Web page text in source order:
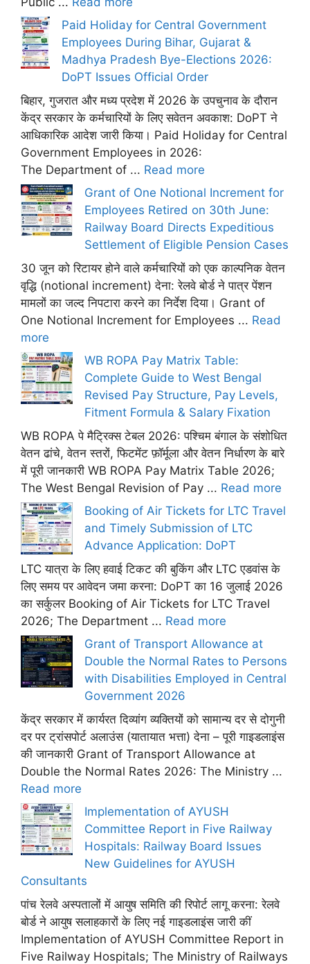
Paid Holiday for Central Government
Employees During Bihar, Gujarat &
Madhya Pradesh Bye-Elections 2026:
DoPT Issues Official Order
बिहार, गुजरात और मध्य प्रदेश में 2026 के उपचुनाव के दौरान
केंद्र सरकार के कर्मचारियों के लिए सवेतन अवकाश: DoPT ने
आधिकारिक आदेश जारी किया। Paid Holiday for Central
Government Employees in 2026:
The Department of ... Read more
Grant of One Notional Increment for
Employees Retired on 30th June:
Railway Board Directs Expeditious
Settlement of Eligible Pension Cases
30 जून को रिटायर होने वाले कर्मचारियों को एक काल्पनिक वेतन
वृद्धि (notional increment) देना: रेलवे बोर्ड ने पात्र पेंशन
मामलों का जल्द निपटारा करने का निर्देश दिया। Grant of
One Notional Increment for Employees ... Read
more
WB ROPA Pay Matrix Table:
Complete Guide to West Bengal
Revised Pay Structure, Pay Levels,
Fitment Formula & Salary Fixation
WB ROPA पे मैट्रिक्स टेबल 2026: पश्चिम बंगाल के संशोधित
वेतन ढांचे, वेतन स्तरों, फिटमेंट फ़ॉर्मूला और वेतन निर्धारण के बारे
में पूरी जानकारी WB ROPA Pay Matrix Table 2026;
The West Bengal Revision of Pay ... Read more
Booking of Air Tickets for LTC Travel
and Timely Submission of LTC
Advance Application: DoPT
LTC यात्रा के लिए हवाई टिकट की बुकिंग और LTC एडवांस के
लिए समय पर आवेदन जमा करना: DoPT का 16 जुलाई 2026
का सर्कुलर Booking of Air Tickets for LTC Travel
2026; The Department ... Read more
Grant of Transport Allowance at
Double the Normal Rates to Persons
with Disabilities Employed in Central
Government 2026
केंद्र सरकार में कार्यरत दिव्यांग व्यक्तियों को सामान्य दर से दोगुनी
दर पर ट्रांसपोर्ट अलाउंस (यातायात भत्ता) देना – पूरी गाइडलाइंस
की जानकारी Grant of Transport Allowance at
Double the Normal Rates 2026: The Ministry ...
Read more
Implementation of AYUSH
Committee Report in Five Railway
Hospitals: Railway Board Issues
New Guidelines for AYUSH
Consultants
पांच रेलवे अस्पतालों में आयुष समिति की रिपोर्ट लागू करना: रेलवे
बोर्ड ने आयुष सलाहकारों के लिए नई गाइडलाइंस जारी कीं
Implementation of AYUSH Committee Report in
Five Railway Hospitals; The Ministry of Railways